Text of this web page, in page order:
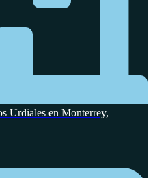
Urdiales en Monterrey,